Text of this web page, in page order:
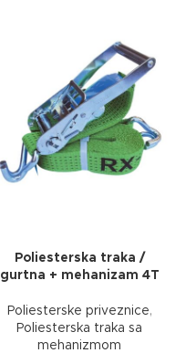
Poliesterska traka /
gurtna + mehanizam 4T
Poliesterske priveznice,
Poliesterska traka sa
mehanizmom